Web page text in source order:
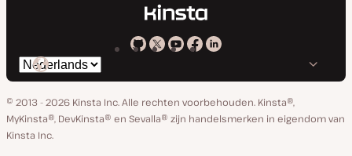
Kinsta
GitHub
Kinsta
X
Kinsta
YouTube
Kinsta
Facebook
Kinsta
Linkedin
Selecteer
taal
© 2013 - 2026 Kinsta Inc. Alle rechten voorbehouden. Kinsta®,
MyKinsta®, DevKinsta® en Sevalla® zijn handelsmerken in eigendom van
Kinsta Inc.